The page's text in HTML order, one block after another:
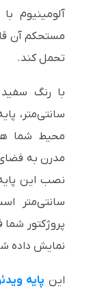
آلومینیوم
تحمل کند.
محیط شما
مدرن به
سانتی‌متر
پروژکتور
نمایش داده
این پایه